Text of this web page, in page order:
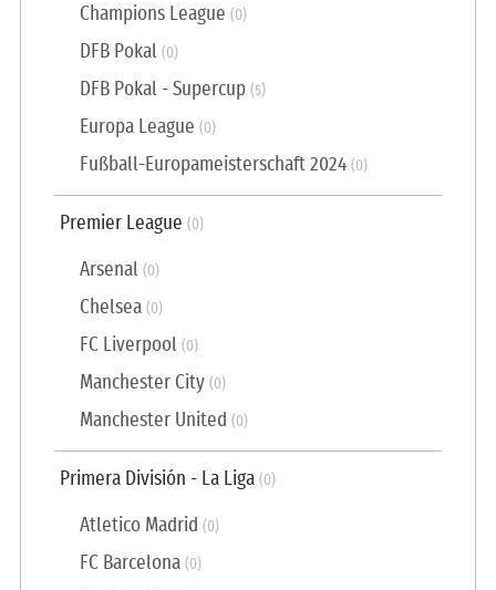
Champions League (0)
DFB Pokal (0)
DFB Pokal - Supercup (5)
Europa League (0)
Fußball-Europameisterschaft 2024 (0)
Premier League (0)
Arsenal (0)
Chelsea (0)
FC Liverpool (0)
Manchester City (0)
Manchester United (0)
Primera División - La Liga (0)
Atletico Madrid (0)
FC Barcelona (0)